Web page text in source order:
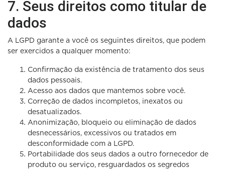
7. Seus direitos como titular de
dados
A LGPD garante a você os seguintes direitos, que podem
ser exercidos a qualquer momento:
Confirmação da existência de tratamento dos seus
dados pessoais.
Acesso aos dados que mantemos sobre você.
Correção de dados incompletos, inexatos ou
desatualizados.
Anonimização, bloqueio ou eliminação de dados
desnecessários, excessivos ou tratados em
desconformidade com a LGPD.
Portabilidade dos seus dados a outro fornecedor de
produto ou serviço, resguardados os segredos